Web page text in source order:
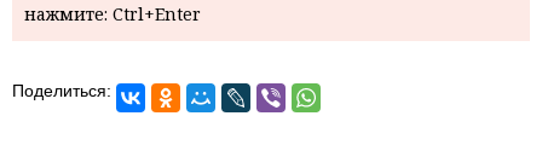
нажмите: Ctrl+Enter
Поделиться: